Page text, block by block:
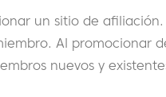
un sitio de
Al promocionar
nuevos y